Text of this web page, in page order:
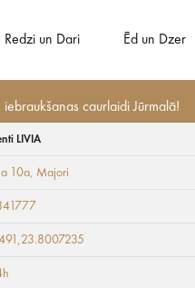
Redzi un Dari Ēd un Dzer
caurlaidi Jūrmalā!
LIVIA
LIVIA
10a, Majori